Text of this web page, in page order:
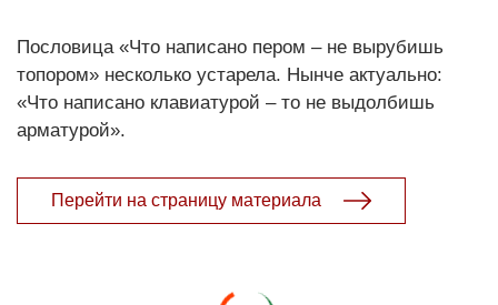
Пословица «Что написано пером – не вырубишь
топором» несколько устарела. Нынче актуально:
«Что написано клавиатурой – то не выдолбишь
арматурой».
Перейти на страницу материала